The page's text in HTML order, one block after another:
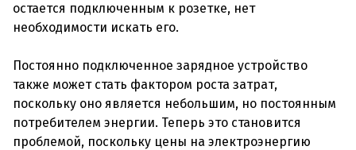
остается подключенным к розетке, нет
необходимости искать его.
Постоянно подключенное зарядное устройство
также может стать фактором роста затрат,
поскольку оно является небольшим, но постоянным
потребителем энергии. Теперь это становится
проблемой, поскольку цены на электроэнергию